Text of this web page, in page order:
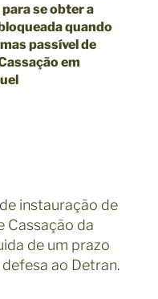
se obter a
quando
passível de
em
instauração de
Cassação da
de um prazo
ao Detran.